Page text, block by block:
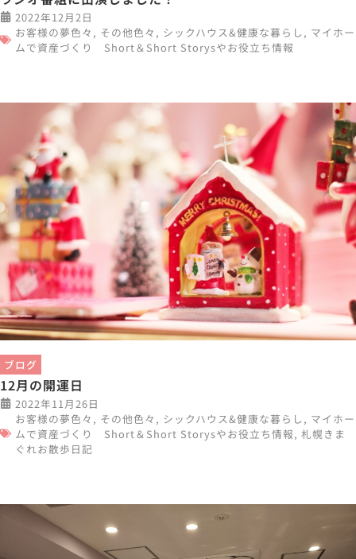
2022年12月2日
お客様の夢色々 , その他色々 , シックハウス&健康な暮らし, マイホー
ムで資産づくり Short＆Short Storysやお役立ち情報
ブログ
12月の開運日
2022年11月26日
お客様の夢色々 , その他色々 , シックハウス&健康な暮らし, マイホー
ムで資産づくり Short＆Short Storysやお役立ち情報, 札幌きま
ぐれお散歩日記